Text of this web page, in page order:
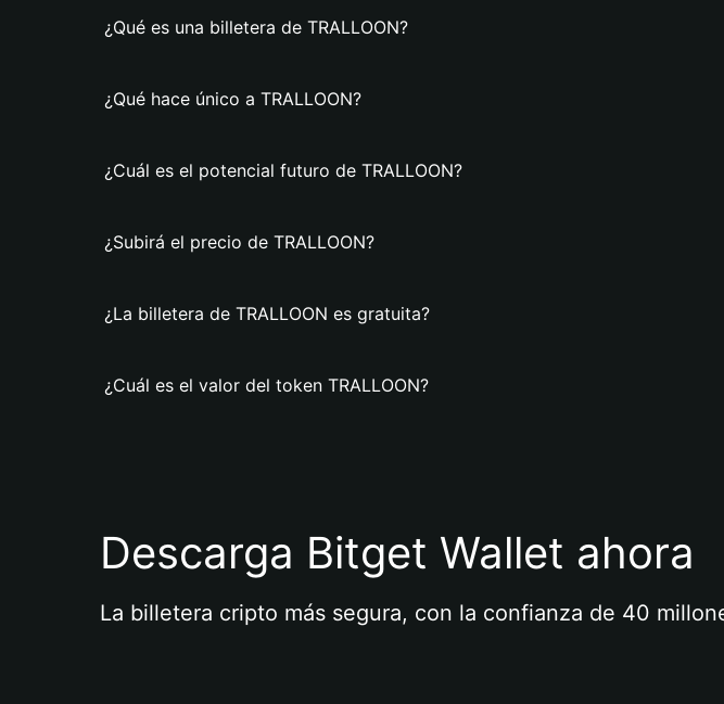
¿Qué es una billetera de TRALLOON?
¿Qué hace único a TRALLOON?
¿Cuál es el potencial futuro de TRALLOON?
¿Subirá el precio de TRALLOON?
¿La billetera de TRALLOON es gratuita?
¿Cuál es el valor del token TRALLOON?
Descarga Bitget Wallet ahora
La billetera cripto más segura, con la confianza de 40